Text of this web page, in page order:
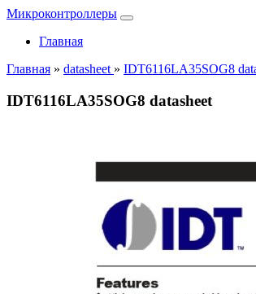
Микроконтроллеры
Главная
Главная » datasheet » IDT6116LA35SOG8
IDT6116LA35SOG8 datasheet